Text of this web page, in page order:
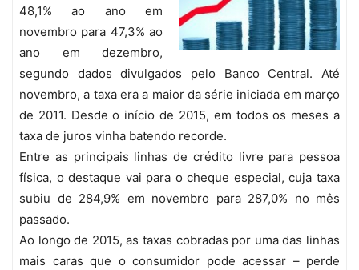
48,1% ao ano em
novembro para 47,3% ao
ano em dezembro,
segundo dados divulgados pelo Banco Central. Até
novembro, a taxa era a maior da série iniciada em março
de 2011. Desde o início de 2015, em todos os meses a
taxa de juros vinha batendo recorde.
Entre as principais linhas de crédito livre para pessoa
física, o destaque vai para o cheque especial, cuja taxa
subiu de 284,9% em novembro para 287,0% no mês
passado.
Ao longo de 2015, as taxas cobradas por uma das linhas
mais caras que o consumidor pode acessar – perde